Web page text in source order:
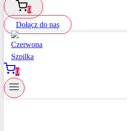
0
Dołącz do nas
0